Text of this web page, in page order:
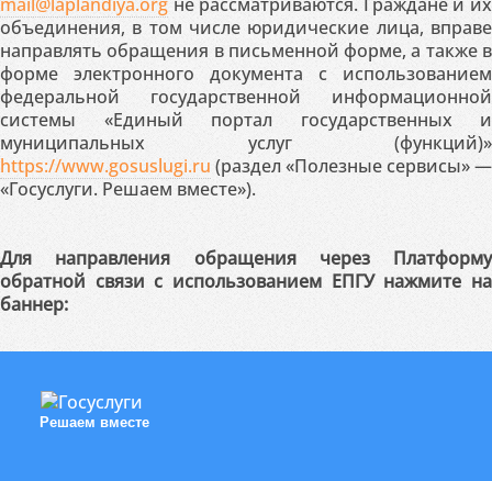
объединения, в том числе юридические лица, вправе
направлять обращения в письменной форме, а также в
форме электронного документа с использованием
федеральной государственной информационной
системы «Единый портал государственных и
муниципальных услуг (функций)»
https://www.gosuslugi.ru (раздел «Полезные сервисы» —
«Госуслуги. Решаем вместе»).
Для направления обращения через Платформу
обратной связи с использованием ЕПГУ нажмите на
баннер:
Решаем вместе